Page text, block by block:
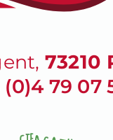
, 73210
(0)4 79 07